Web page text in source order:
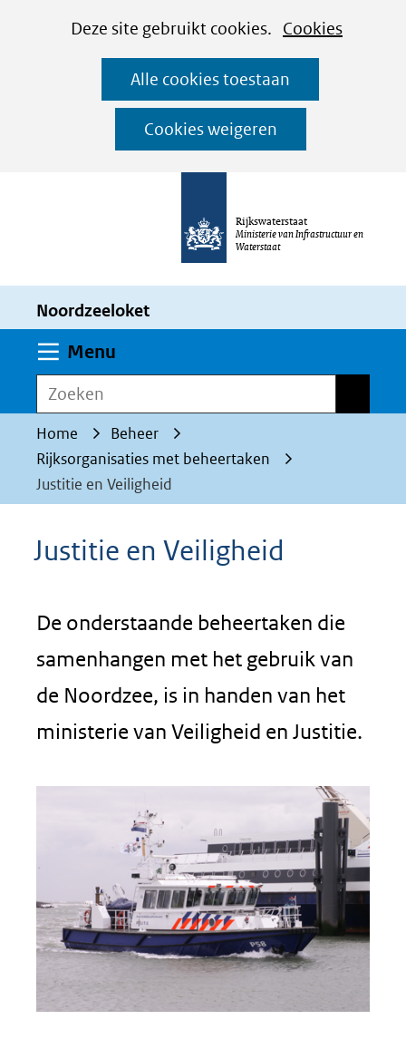
CookiesDeze site gebruikt cookies. Cookies
worden
toegestaan
geweigerd.
Alle cookies toestaan
Cookies weigeren
Ga
naar
de
inhoud
Rijkswaterstaat
Ministerie van Infrastructuur en
Waterstaat
Noordzeeloket
Menu
Zoeken
Home
Beheer
Rijksorganisaties met beheertaken
Justitie en Veiligheid
Justitie en Veiligheid
De onderstaande beheertaken die
samenhangen met het gebruik van
de Noordzee, is in handen van het
ministerie van Veiligheid en Justitie.